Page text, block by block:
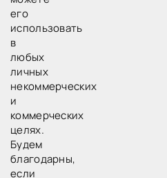
его
использовать
в
любых
личных
некоммерческих
и
коммерческих
целях.
Будем
благодарны,
если